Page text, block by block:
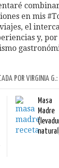
en mis
el
y,
POR VIRGINIA G.:
Masa
Madre